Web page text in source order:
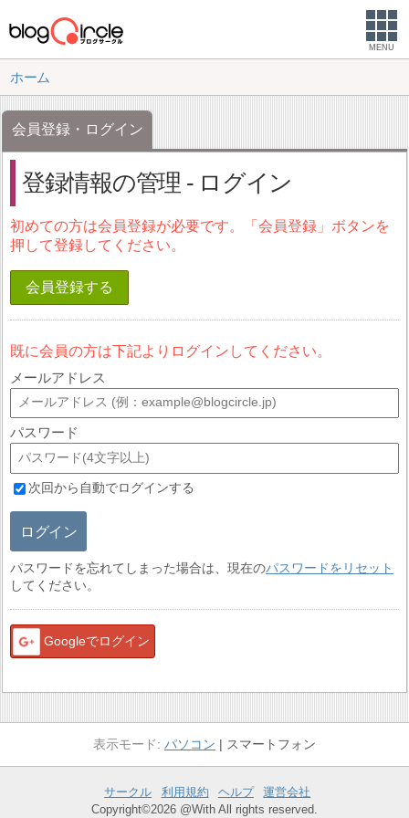
MENU
ホーム
会員登録・ログイン
登録情報の管理 - ログイン
初めての方は会員登録が必要です。「会員登録」ボタンを
押して登録してください。
会員登録する
既に会員の方は下記よりログインしてください。
メールアドレス
パスワード
次回から自動でログインする
ログイン
パスワードを忘れてしまった場合は、現在のパスワードをリセット
してください。
Googleでログイン
パソコン スマートフォン
サークル 利用規約 ヘルプ
運営会社
Copyright©2026 @With All rights reserved.